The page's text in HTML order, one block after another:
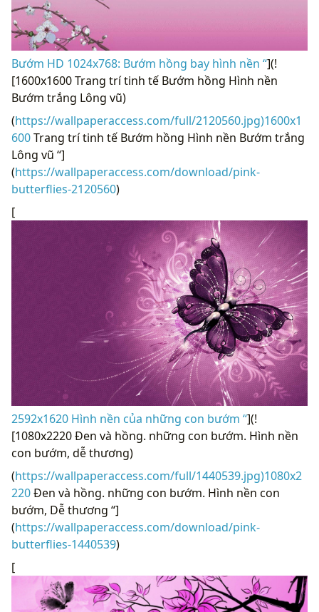
Bướm HD 1024x768: Bướm hồng bay hình nền “](!
[1600x1600 Trang trí tinh tế Bướm hồng Hình nền
Bướm trắng Lông vũ)
(https://wallpaperaccess.com/full/2120560.jpg)1600x1
600Trang trí tinh tế Bướm hồng Hình nền Bướm trắng
Lông vũ “]
(https://wallpaperaccess.com/download/pink-
butterflies-2120560)
[
2592x1620 Hình nền của những con bướm “](!
[1080x2220 Đen và hồng. những con bướm. Hình nền
con bướm, dễ thương)
(https://wallpaperaccess.com/full/1440539.jpg)1080x2
220Đen và hồng. những con bướm. Hình nền con
bướm, Dễ thương “]
(https://wallpaperaccess.com/download/pink-
butterflies-1440539)
[